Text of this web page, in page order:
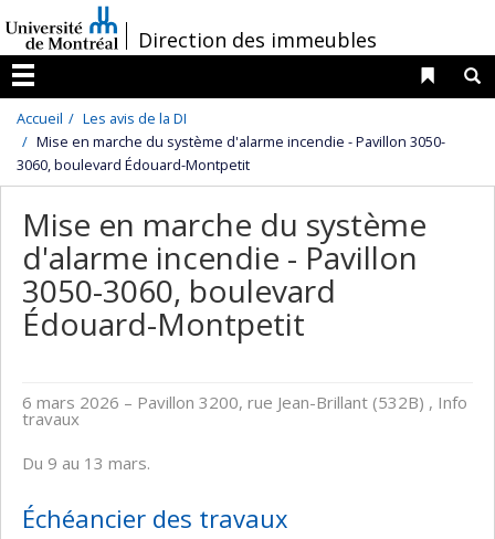
au
contenu
/Direction des immeubles
Menu
Liens
Accueil
Les avis de la DI
Mise en marche du système d'alarme incendie - Pavillon 3050-
3060, boulevard Édouard-Montpetit
Mise en marche du système
d'alarme incendie - Pavillon
3050-3060, boulevard
Édouard-Montpetit
6 mars 2026 – Pavillon 3200, rue Jean-Brillant (532B) , Info
travaux
Du 9 au 13 mars.
Échéancier des travaux